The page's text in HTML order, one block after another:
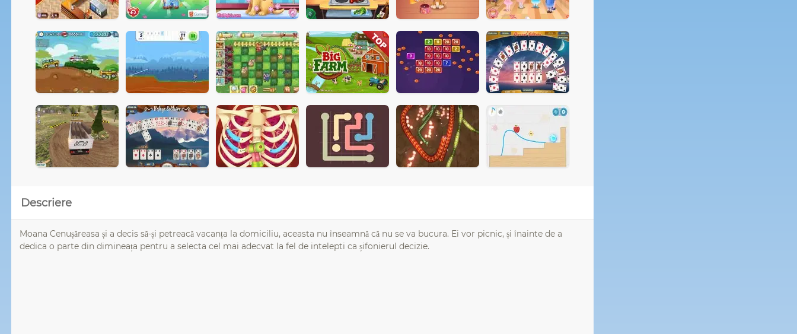
Descriere
Moana Cenușăreasa și a decis să-și petreacă vacanța la domiciliu, aceasta nu înseamnă că nu se va bucura. Ei vor picnic, și înainte de a
dedica o parte din dimineața pentru a selecta cel mai adecvat la fel de intelepti ca șifonierul decizie.